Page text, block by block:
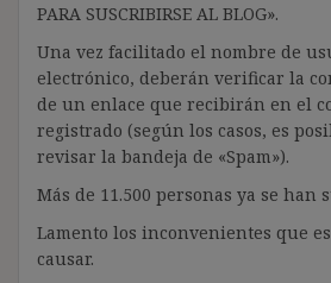
PARA SUSCRIBIRSE AL BLOG».
Una vez facilitado el nombre de
electrónico, deberán verificar la
de un enlace que recibirán en el
registrado (según los casos, es
revisar la bandeja de «Spam»).
Más de 11.500 personas ya se han
Lamento los inconvenientes que
causar.